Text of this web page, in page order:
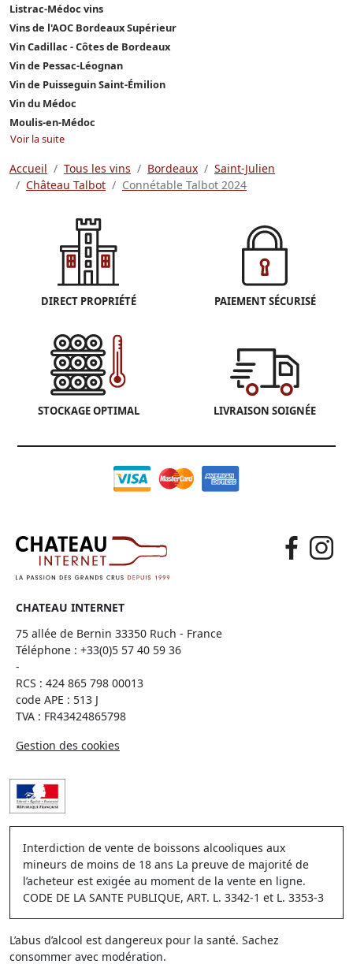
Listrac-Médoc vins
Vins de l'AOC Bordeaux Supérieur
Vin Cadillac - Côtes de Bordeaux
Vin de Pessac-Léognan
Vin de Puisseguin Saint-Émilion
Vin du Médoc
Moulis-en-Médoc
Voir la suite
Accueil Tous les vins Bordeaux
Saint-Julien
Château Talbot
Connétable Talbot 2024
DIRECT PROPRIÉTÉ PAIEMENT SÉCURISÉ
STOCKAGE OPTIMAL LIVRAISON SOIGNÉE
CHATEAU INTERNET
75 allée de Bernin 33350 Ruch - France
Téléphone : +33(0)5 57 40 59 36
-
RCS : 424 865 798 00013
code APE : 513 J
TVA : FR43424865798
Gestion des cookies
Interdiction de vente de boissons alcooliques aux
mineurs de moins de 18 ans La preuve de majorité de
l’acheteur est exigée au moment de la vente en ligne.
CODE DE LA SANTE PUBLIQUE, ART. L. 3342-1 et L. 3353-3
L’abus d’alcool est dangereux pour la santé. Sachez
consommer avec modération.